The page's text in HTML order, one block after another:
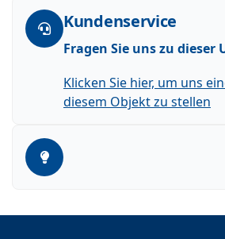
Kundenservice
Fragen Sie uns zu
Klicken Sie hier, um uns
diesem Objekt zu stellen